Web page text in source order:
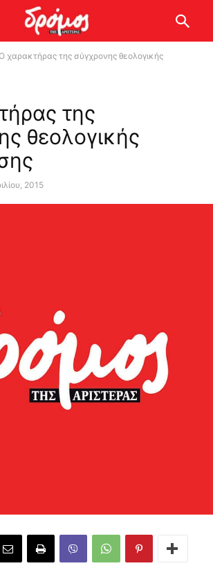
χαρακτήρας της σύγχρονης θεολογικής
της
θεολογικής
2015